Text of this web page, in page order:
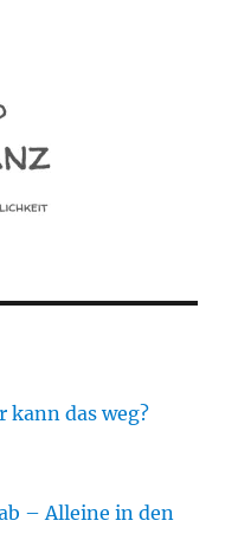
kann das weg?
– Alleine in den